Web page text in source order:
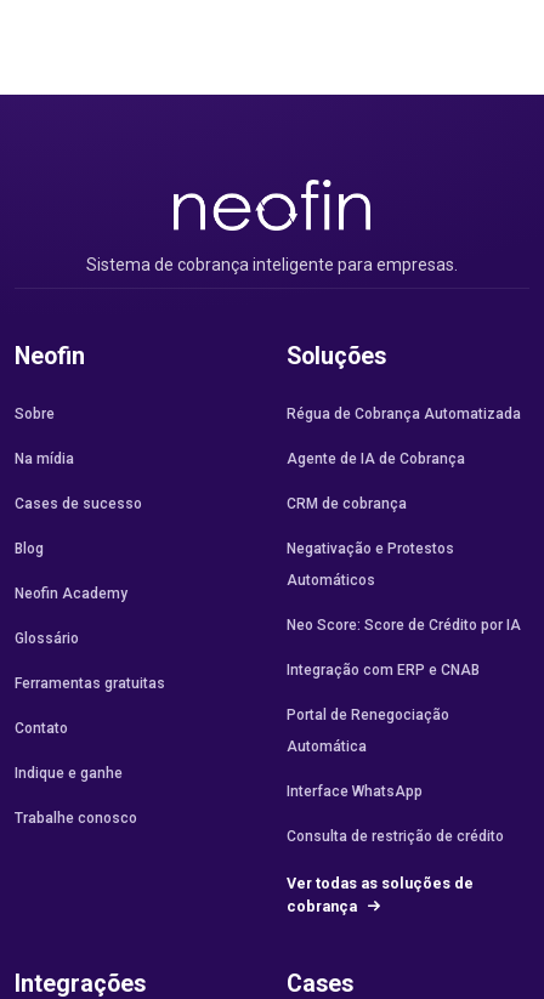
Sistema de cobrança inteligente para empresas.
Neofin
Sobre
Na mídia
Cases de sucesso
Blog
Neofin Academy
Glossário
Ferramentas gratuitas
Contato
Indique e ganhe
Trabalhe conosco
Soluções
Régua de Cobrança Automatizada
Agente de IA de Cobrança
CRM de cobrança
Negativação e Protestos
Automáticos
Neo Score: Score de Crédito por IA
Integração com ERP e CNAB
Portal de Renegociação
Automática
Interface WhatsApp
Consulta de restrição de crédito
Ver todas as soluções de
cobrança
Integrações Cases